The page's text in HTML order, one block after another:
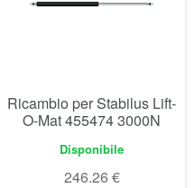
Ricambio per Stabilus Lift-
O-Mat 455474 3000N
Disponibile
246.26 €